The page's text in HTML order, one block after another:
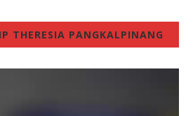
THERESIA PANGKALPINANG